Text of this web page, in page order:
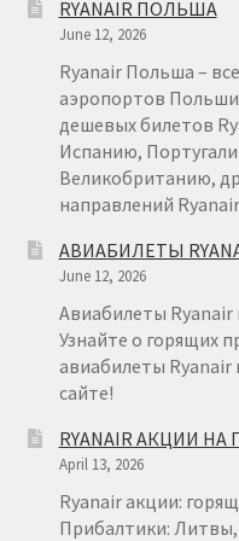
RYANAIR ПОЛЬША
June 12, 2026
Ryanair Польша –
аэропортов
дешевых билетов
Испанию,
Великобританию,
направлений
АВИАБИЛЕТЫ
June 12, 2026
Авиабилеты Ryanair
Узнайте о горящих
авиабилеты Ryanair
сайте!
RYANAIR АКЦИИ
April 13, 2026
Ryanair акции:
Прибалтики: